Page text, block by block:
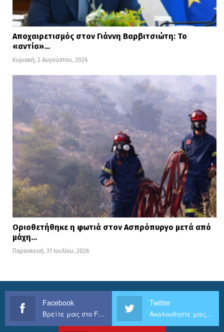
Αποχαιρετισμός στον Γιάννη Βαρβιτσιώτη: Το
«αντίο»…
Κυριακή, 2 Αυγούστου, 2026
Οριοθετήθηκε η φωτιά στον Ασπρόπυργο μετά από
μάχη…
Παρασκευή, 31 Ιουλίου, 2026
Facebook
Βρείτε μας στο Facebook
Twitter
Ακολουθήστε μας στο Twitter